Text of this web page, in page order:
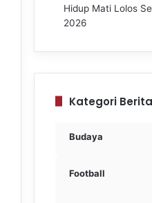
Hidup Mati Lolos
2026
Kategori Berita
Budaya
Football